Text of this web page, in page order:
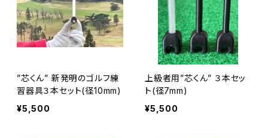
”芯くん” 新発明のゴルフ練
習器具３本セット(径10mm)
¥5,500
上級者用”芯くん” ３本セッ
ト(径7mm)
¥5,500